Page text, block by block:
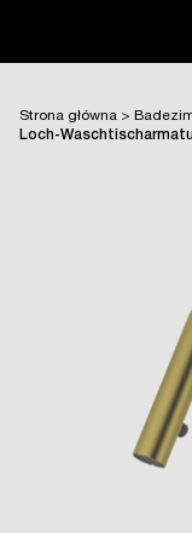
Strona główna >
Loch-